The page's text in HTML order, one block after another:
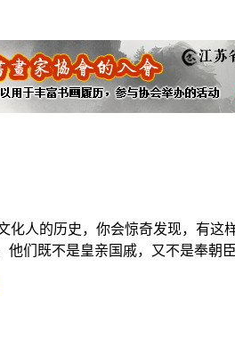
化人的历史，你会惊奇发现，有
们既不是皇亲国戚，又不是奉